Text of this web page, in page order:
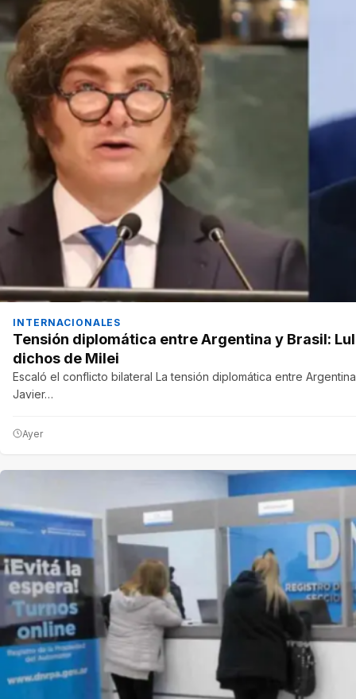
INTERNACIONALES
Tensión diplomática entre Argentina y Brasil:
dichos de Milei
Escaló el conflicto bilateral La tensión diplomática entre
Javier…
Ayer